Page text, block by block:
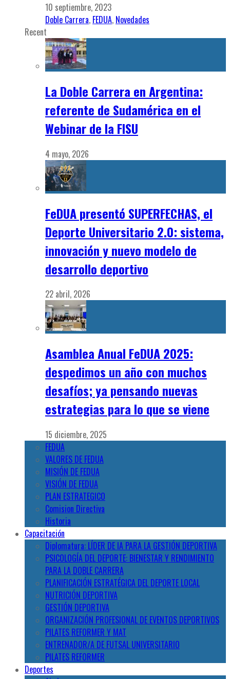
10 septiembre, 2023
Doble Carrera, FEDUA, Novedades
Recent
La Doble Carrera en Argentina:
referente de Sudamérica en el
Webinar de la FISU
4 mayo, 2026
FeDUA presentó SUPERFECHAS, el
Deporte Universitario 2.0: sistema,
innovación y nuevo modelo de
desarrollo deportivo
22 abril, 2026
Asamblea Anual FeDUA 2025:
despedimos un año con muchos
desafíos; ya pensando nuevas
estrategias para lo que se viene
15 diciembre, 2025
FEDUA
VALORES DE FEDUA
MISIÓN DE FEDUA
VISIÓN DE FEDUA
PLAN ESTRATEGICO
Comision Directiva
Historia
Capacitación
Diplomatura: LÍDER DE IA PARA LA GESTIÓN DEPORTIVA
PSICOLOGÍA DEL DEPORTE: BIENESTAR Y RENDIMIENTO
PARA LA DOBLE CARRERA
PLANIFICACIÓN ESTRATÉGICA DEL DEPORTE LOCAL
NUTRICIÓN DEPORTIVA
GESTIÓN DEPORTIVA
ORGANIZACIÓN PROFESIONAL DE EVENTOS DEPORTIVOS
PILATES REFORMER Y MAT
ENTRENADOR/A DE FUTSAL UNIVERSITARIO
PILATES REFORMER
Deportes